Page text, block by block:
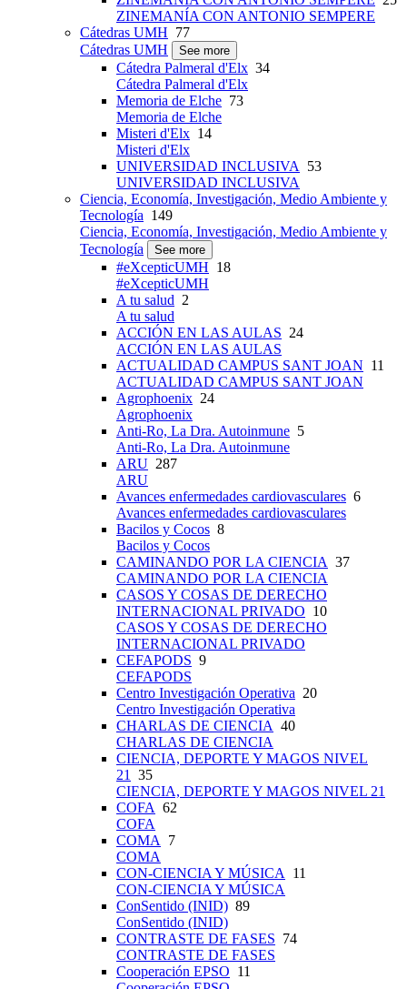
ZINEMANÍA CON ANTONIO SEMPERE
Cátedras UMH 77
Cátedras UMH
See more
Cátedra Palmeral d'Elx 34
Cátedra Palmeral d'Elx
Memoria de Elche 73
Memoria de Elche
Misteri d'Elx 14
Misteri d'Elx
UNIVERSIDAD INCLUSIVA
53
UNIVERSIDAD INCLUSIVA
Ciencia, Economía, Investigación, Medio Ambiente y
Tecnología 149
Ciencia, Economía, Investigación, Medio Ambiente y
Tecnología
See more
#eXcepticUMH 18
#eXcepticUMH
A tu salud 2
A tu salud
ACCIÓN EN LAS AULAS 24
ACCIÓN EN LAS AULAS
ACTUALIDAD CAMPUS SANT JOAN 11
ACTUALIDAD CAMPUS SANT JOAN
Agrophoenix 24
Agrophoenix
Anti-Ro, La Dra. Autoinmune 5
Anti-Ro, La Dra. Autoinmune
ARU 287
ARU
Avances enfermedades cardiovasculares 6
Avances enfermedades cardiovasculares
Bacilos y Cocos 8
Bacilos y Cocos
CAMINANDO POR LA CIENCIA 37
CAMINANDO POR LA CIENCIA
CASOS Y COSAS DE DERECHO
INTERNACIONAL PRIVADO 10
CASOS Y COSAS DE DERECHO
INTERNACIONAL PRIVADO
CEFAPODS 9
CEFAPODS
Centro Investigación Operativa 20
Centro Investigación Operativa
CHARLAS DE CIENCIA 40
CHARLAS DE CIENCIA
CIENCIA, DEPORTE Y MAGOS NIVEL
21
35
CIENCIA, DEPORTE Y MAGOS NIVEL 21
COFA 62
COFA
COMA
7
COMA
CON-CIENCIA Y MÚSICA
11
CON-CIENCIA Y MÚSICA
ConSentido (INID) 89
ConSentido (INID)
CONTRASTE DE FASES 74
CONTRASTE DE FASES
Cooperación EPSO 11